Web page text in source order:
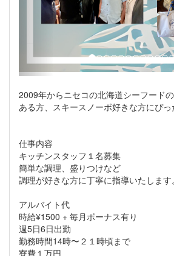
2009年からニセコの北海道シーフード
ある方、スキースノーボ好きな方にぴっ
仕事内容
キッチンスタッフ１名募集
簡単な調理、盛りつけなど
調理が好きな方に丁寧に指導いたします。
アルバイト代
時給¥1500 + 毎月ボーナス有り
週5日6日出勤
勤務時間14時〜２１時頃まで
寮費１万円